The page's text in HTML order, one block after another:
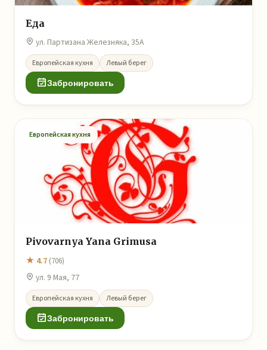
Еда
ул. Партизана Железняка, 35А
Европейская кухня Левый берег
Забронировать
Европейская кухня
Pivovarnya Yana Grimusa
★ 4.7 (706)
ул. 9 Мая, 77
Европейская кухня Левый берег
Забронировать